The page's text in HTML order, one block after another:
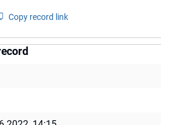
Copy record link